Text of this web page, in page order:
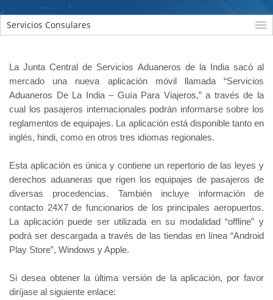
Servicios Consulares
La Junta Central de Servicios Aduaneros de la India sacó al
mercado una nueva aplicación móvil llamada “Servicios
Aduaneros De La India – Guía Para Viajeros,” a través de la
cual los pasajeros internacionales podrán informarse sobre los
reglamentos de equipajes. La aplicación está disponible tanto en
inglés, hindi, como en otros tres idiomas regionales.
Esta aplicación es única y contiene un repertorio de las leyes y
derechos aduaneras que rigen los equipajes de pasajeros de
diversas procedencias. También incluye información de
contacto 24X7 de funcionarios de los principales aeropuertos.
La aplicación puede ser utilizada en su modalidad “offline” y
podrá ser descargada a través de las tiendas en línea “Android
Play Store”, Windows y Apple.
Si desea obtener la última versión de la aplicación, por favor
diríjase al siguiente enlace: